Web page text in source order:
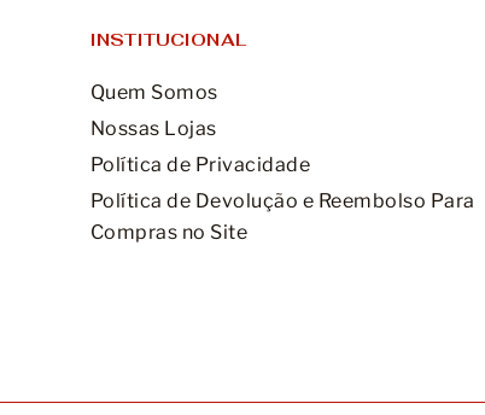
INSTITUCIONAL
Quem Somos
Nossas Lojas
Política de Privacidade
Política de Devolução e Reembolso Para
Compras no Site